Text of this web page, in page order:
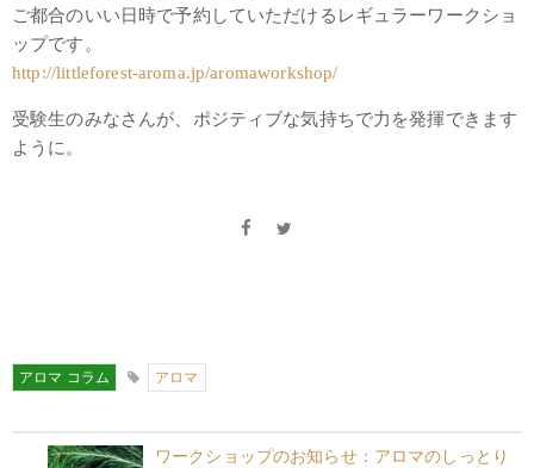
ご都合のいい日時で予約していただけるレギュラーワークショ
ップです。
http://littleforest-aroma.jp/aromaworkshop/
受験生のみなさんが、ポジティブな気持ちで力を発揮できます
ように。
アロマ コラム アロマ
ワークショップのお知らせ：アロマのしっとり